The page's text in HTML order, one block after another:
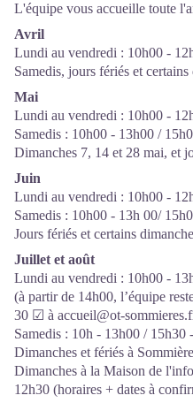
les multiples activités et
Son objectif, c’est la réussite de
L’Office de Tourisme est
missions : l'accueil et
promotion/communication de
accompagnement de
labellisation, ateliers
L'équipe vous accueille toute
Avril
Lundi au vendredi : 10h00 -
Samedis, jours fériés et
Mai
Lundi au vendredi : 10h00 -
Samedis : 10h00 - 13h00 /
Dimanches 7, 14 et 28 mai, et
Juin
Lundi au vendredi : 10h00 -
Samedis : 10h00 - 13h 00/
Jours fériés et certains
Juillet et août
Lundi au vendredi : 10h00 -
(à partir de 14h00, l’équipe
30 ☑ à accueil@ot-
Samedis : 10h - 13h00 / 15h30
Dimanches et fériés à
Dimanches à la Maison de
12h30 (horaires + dates à